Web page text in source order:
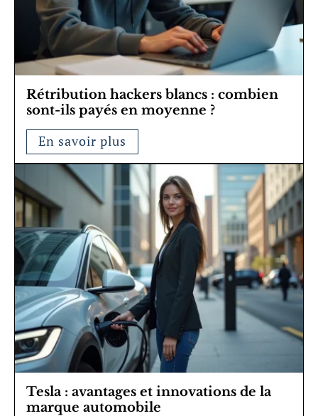
Rétribution hackers blancs : combien
sont-ils payés en moyenne ?
En savoir plus
Tesla : avantages et innovations de la
marque automobile